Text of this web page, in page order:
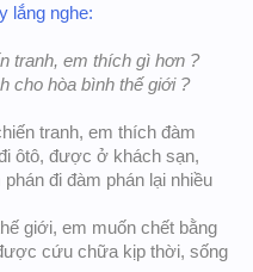
lắng nghe:
tranh, em thích gì hơn ?
cho hòa bình thế giới ?
tranh, em thích đàm
ôtô, được ở khách sạn,
đi đàm phán lại nhiều
giới, em muốn chết bằng
cứu chữa kịp thời, sống